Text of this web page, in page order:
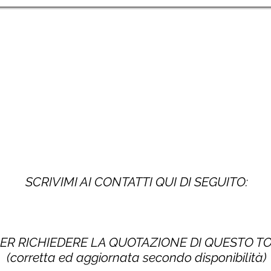
SCRIVIMI AI CONTATTI QUI DI SEGUITO:
RICHIEDERE LA QUOTAZIONE DI QUESTO
(corretta ed aggiornata secondo disponibilità)